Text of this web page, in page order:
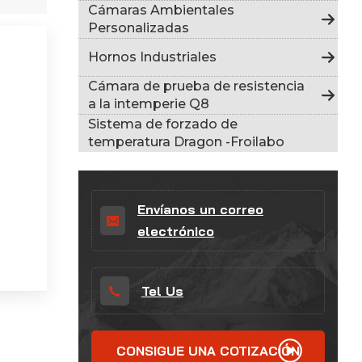
Indonesia
ภาษาไทย
日本語
Tiếng Việt
中文
Cámaras Ambientales
Personalizadas
Hornos Industriales
Cámara de prueba de resistencia
a la intemperie Q8
Sistema de forzado de
temperatura Dragon -Froilabo
Envíanos un correo
electrónico
Tel Us
CONSIGUE UNA COTIZACIÓN